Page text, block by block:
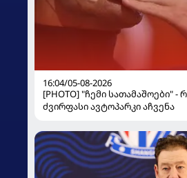
16:04/05-08-2026
[PHOTO] "ჩემი სათამაშოები"
ძვირფასი ავტოპარკი აჩვენა